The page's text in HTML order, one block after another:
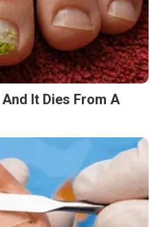
It Dies From A